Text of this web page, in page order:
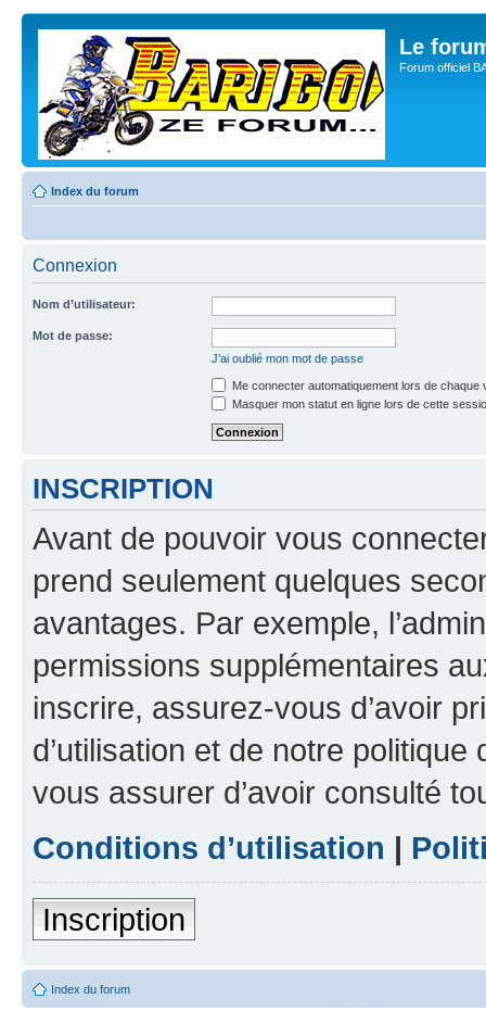
Le
Forum officiel
Index du forum
Connexion
Nom d’utilisateur:
Mot de passe:
J’ai oublié mon mot de passe
Me connecter automatiquement lors de chaque
Masquer mon statut en ligne lors de cette
INSCRIPTION
Avant de pouvoir vous
prend seulement quelques
avantages. Par exemple,
permissions supplémentaires
inscrire, assurez-vous d’avoir
d’utilisation et de notre
vous assurer d’avoir consulté
Conditions d’utilisation |
Inscription
Index du forum